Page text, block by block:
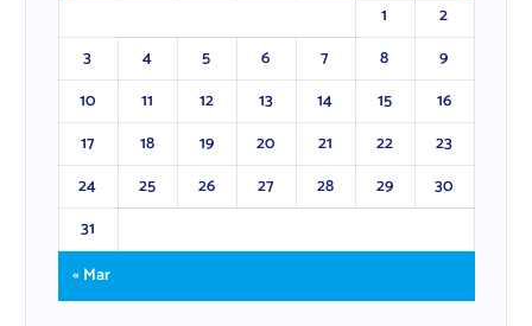
1
2
3
4 5 6 7 8
9
10
11 12 13 14 15
16
17
18 19 20 21 22
23
24
25 26 27 28 29
30
31
« Mar